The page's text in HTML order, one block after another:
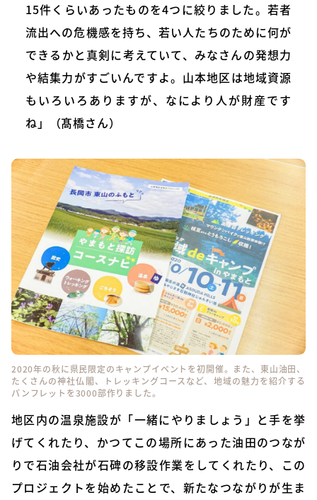
15件くらいあったものを4つに絞りました。若者
流出への危機感を持ち、若い人たちのために何が
できるかと真剣に考えていて、みなさんの発想力
や結集力がすごいんですよ。山本地区は地域資源
もいろいろありますが、なにより人が財産です
ね」（髙橋さん）
2020年の秋に県民限定のキャンプイベントを初開催。また、東山油田、
たくさんの神社仏閣、トレッキングコースなど、地域の魅力を紹介する
パンフレットを3000部作りました。
地区内の温泉施設が「一緒にやりましょう」と手を挙
げてくれたり、かつてこの場所にあった油田のつなが
りで石油会社が石碑の移設作業をしてくれたり、この
プロジェクトを始めたことで、新たなつながりが生ま